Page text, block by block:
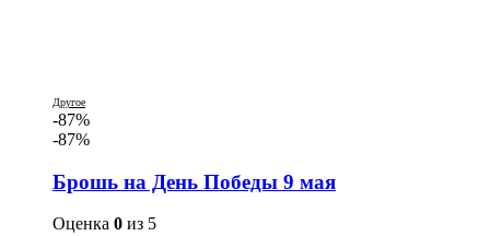
Другое
-87%
-87%
Брошь на День Победы 9 мая
Оценка 0 из 5